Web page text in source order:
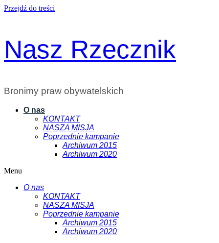
Przejdź do treści
Nasz Rzecznik
Bronimy praw obywatelskich
O nas
KONTAKT
NASZA MISJA
Poprzednie kampanie
Archiwum 2015
Archiwum 2020
Menu
O nas
KONTAKT
NASZA MISJA
Poprzednie kampanie
Archiwum 2015
Archiwum 2020